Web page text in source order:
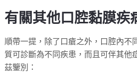
有關其他口腔黏膜疾
順帶一提，除了口瘡之外，口腔內不
質可診斷為不同疾患，而且可伴其他
茲鑒別：